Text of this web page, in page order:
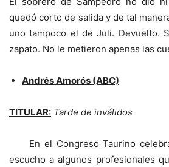
quedó corto de salida y de tal
uno tampoco el de Juli. Devuelto.
zapato. No le metieron apenas las
Andrés Amorós (ABC)
TITULAR: Tarde de inválidos
En el Congreso Taurino
escucho a algunos profesionales